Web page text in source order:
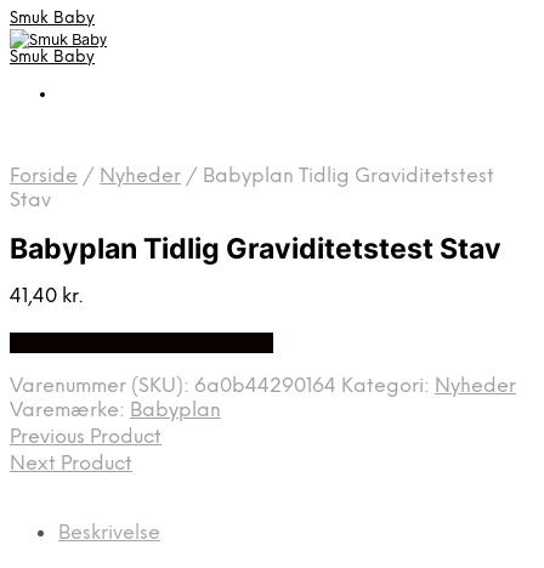
Smuk Baby
Smuk Baby
Forside / Nyheder / Babyplan Tidlig Graviditetstest
Stav
Babyplan Tidlig Graviditetstest Stav
41,40 kr.
Varenummer (SKU): 6a0b44290164 Kategori: Nyheder
Varemærke: Babyplan
Previous Product
Next Product
Beskrivelse